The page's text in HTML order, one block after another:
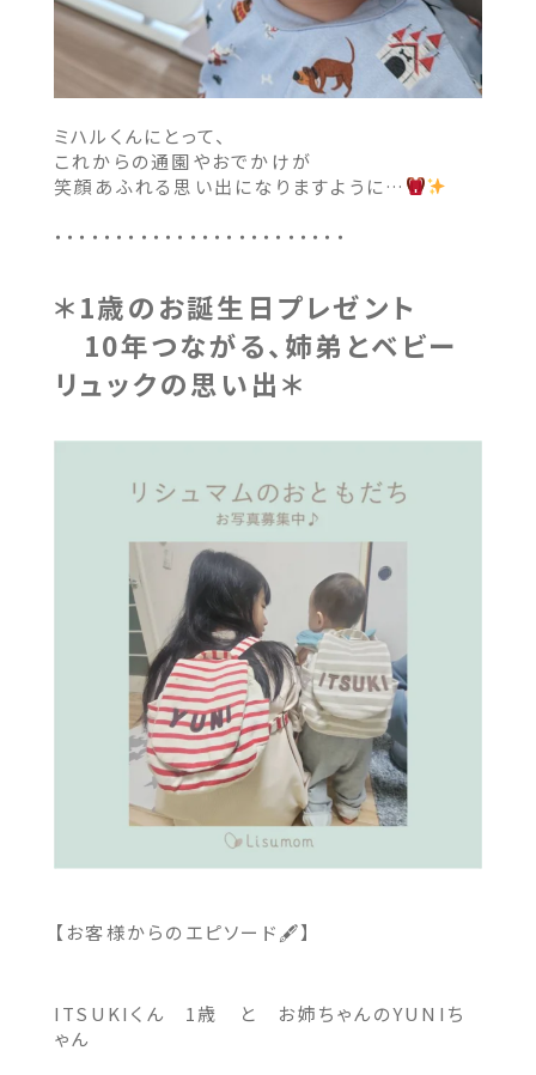
ミハルくんにとって、
これからの通園やおでかけが
笑顔あふれる思い出になりますように…
・・・・・・・・・・・・・・・・・・・・・・・・
＊1歳のお誕生日プレゼント
10年つながる、姉弟とベビー
リュックの思い出＊
【お客様からのエピソード🖋】
ITSUKIくん 1歳 と お姉ちゃんのYUNIち
ゃん